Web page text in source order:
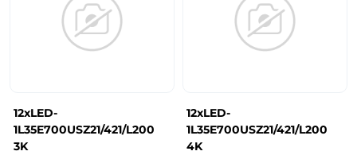
12xLED-
1L35E700USZ21/421/L200
3K
12xLED-
1L35E700USZ21/421/L200
4K